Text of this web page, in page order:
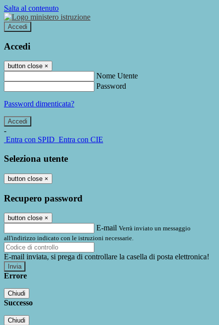
Salta al contenuto
Accedi
Accedi
button close ×
Nome Utente
Password
Password dimenticata?
-
Entra con SPID Entra con CIE
Seleziona utente
button close ×
Recupero password
button close ×
E-mail Verrà inviato un messaggio
all'indirizzo indicato con le istruzioni necessarie.
E-mail inviata, si prega di controllare la casella di posta elettronica!
Errore
Chiudi
Successo
Chiudi